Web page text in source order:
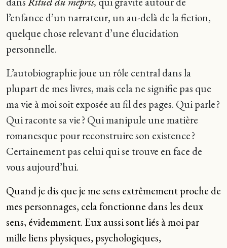
l’enfance d’un narrateur, un au-delà de la fiction,
quelque chose relevant d’une élucidation
personnelle.
L’autobiographie joue un rôle central dans la
plupart de mes livres, mais cela ne signifie pas que
ma vie à moi soit exposée au fil des pages. Qui parle ?
Qui raconte sa vie ? Qui manipule une matière
romanesque pour reconstruire son existence ?
Certainement pas celui qui se trouve en face de
vous aujourd’hui.
Quand je dis que je me sens extrêmement proche de
mes personnages, cela fonctionne dans les deux
sens, évidemment. Eux aussi sont liés à moi par
mille liens physiques, psychologiques,